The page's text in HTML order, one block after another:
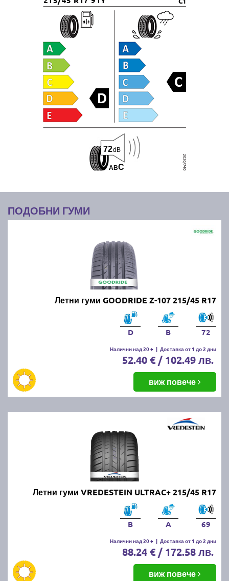
ABC
72dB
ПОДОБНИ ГУМИ
Летни гуми GOODRIDE Z-107 215/45 R17
D B 72
Налични над 20 + | Доставка от 1 до 2 дни
52.40 € / 102.49 лв.
виж повече
Летни гуми VREDESTEIN ULTRAC+ 215/45 R17
B A 69
Налични над 20 + | Доставка от 1 до 2 дни
88.24 € / 172.58 лв.
виж повече